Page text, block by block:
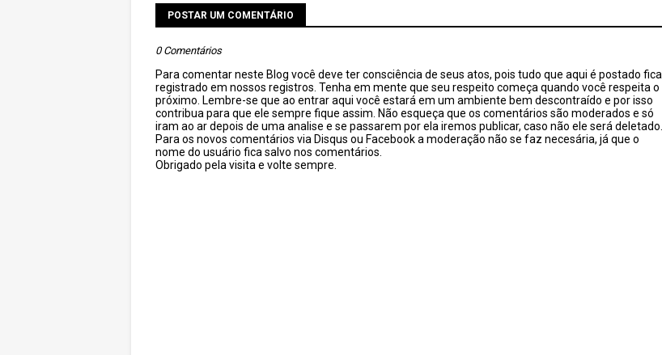
POSTAR UM COMENTÁRIO
0 Comentários
Para comentar neste Blog você deve ter consciência de seus atos, pois tudo que aqui é postado fica
registrado em nossos registros. Tenha em mente que seu respeito começa quando você respeita o
próximo. Lembre-se que ao entrar aqui você estará em um ambiente bem descontraído e por isso
contribua para que ele sempre fique assim. Não esqueça que os comentários são moderados e só
iram ao ar depois de uma analise e se passarem por ela iremos publicar, caso não ele será deletado.
Para os novos comentários via Disqus ou Facebook a moderação não se faz necesária, já que o
nome do usuário fica salvo nos comentários.
Obrigado pela visita e volte sempre.